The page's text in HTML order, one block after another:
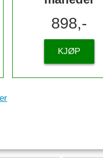
898,-
KJØP